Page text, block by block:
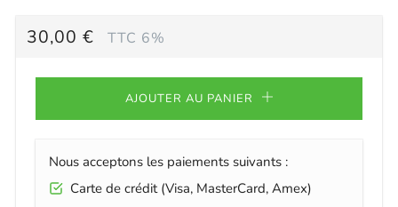
PRIX
30,00 € TTC 6%
AJOUTER AU PANIER
Nous acceptons les paiements suivants :
Carte de crédit (Visa, MasterCard, Amex)